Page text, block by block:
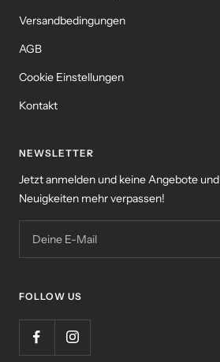
Versandbedingungen
AGB
Cookie Einstellungen
Kontakt
NEWSLETTER
Jetzt anmelden und keine Angebote und
Neuigkeiten mehr verpassen!
Deine E-Mail
FOLLOW US